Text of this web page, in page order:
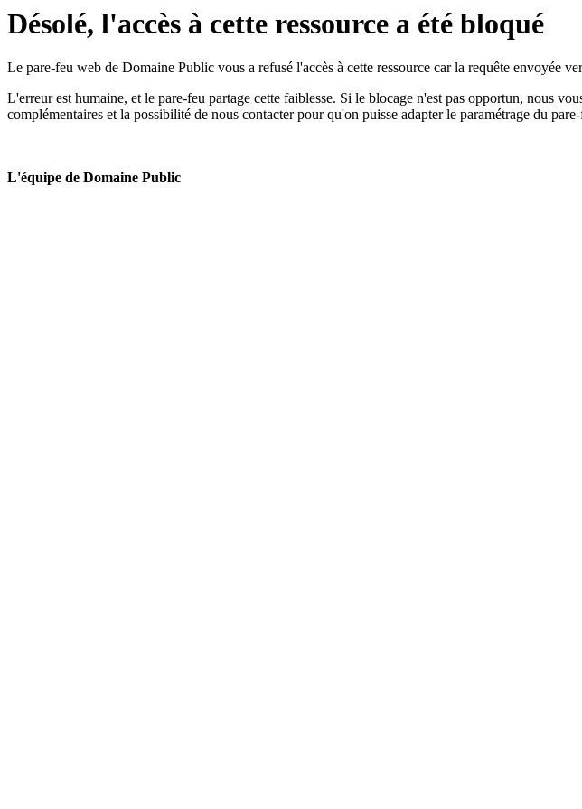
Désolé, l'accès à cette ressource a été bloqué
Le pare-feu web de Domaine Public vous a refusé l'accès à cette ressource car la requête envoyée
L'erreur est humaine, et le pare-feu partage cette faiblesse. Si le blocage n'est pas opportun, nous
complémentaires et la possibilité de nous contacter pour qu'on puisse adapter le paramétrage du
L'équipe de Domaine Public